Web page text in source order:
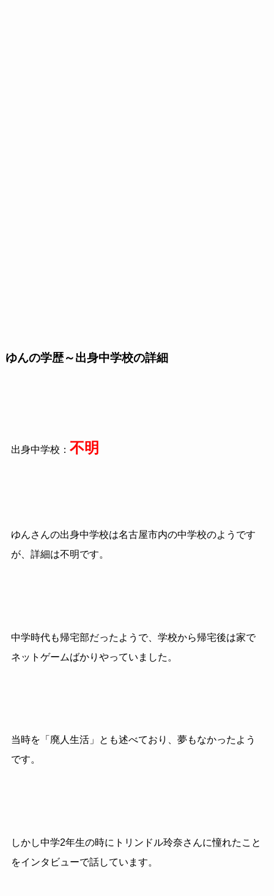
ゆんの学歴～出身中学校の詳細
出身中学校： 不明
ゆんさんの出身中学校は名古屋市内の中学校のようです
が、詳細は不明です。
中学時代も帰宅部だったようで、学校から帰宅後は家で
ネットゲームばかりやっていました。
当時を「廃人生活」とも述べており、夢もなかったよう
です。
しかし中学2年生の時にトリンドル玲奈さんに憧れたこと
をインタビューで話しています。